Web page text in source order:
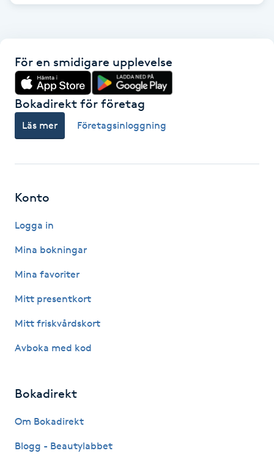
LPG-behandling
Luggklippning
Lymfmassage
M
Makeup
Manikyr & Pedikyr
Medial vägledning
Medicinsk massage
Medium
För en smidigare upplevelse
Bokadirekt för företag
Läs mer Företagsinloggning
Konto
Logga in
Mina bokningar
Mina favoriter
Mitt presentkort
Mitt friskvårdskort
Avboka med kod
Bokadirekt
Om Bokadirekt
Blogg - Beautylabbet